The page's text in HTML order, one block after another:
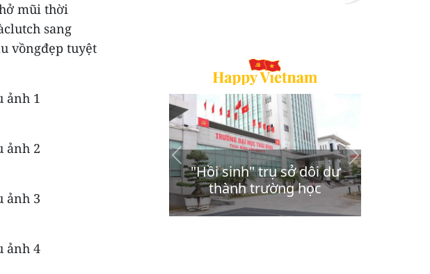
mũi thời
sang
vồngđẹp tuyệt